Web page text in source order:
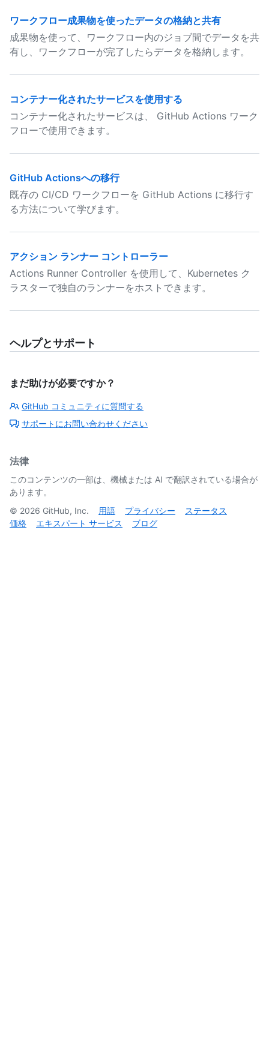
ワークフロー成果物を使ったデータの格納と共有
成果物を使って、ワークフロー内のジョブ間でデータを共
有し、ワークフローが完了したらデータを格納します。
コンテナー化されたサービスを使用する
コンテナー化されたサービスは、 GitHub Actions ワーク
フローで使用できます。
GitHub Actionsへの移行
既存の CI/CD ワークフローを GitHub Actions に移行す
る方法について学びます。
アクション ランナー コントローラー
Actions Runner Controller を使用して、Kubernetes ク
ラスターで独自のランナーをホストできます。
ヘルプとサポート
まだ助けが必要ですか？
GitHub コミュニティに質問する
サポートにお問い合わせください
法律
このコンテンツの一部は、機械または AI で翻訳されている場合が
あります。
© 2026 GitHub, Inc. 用語 プライバシー
ステータス
価格
エキスパート サービス ブログ